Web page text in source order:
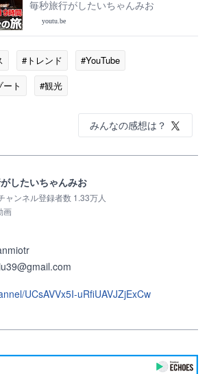
らすべてが最高すぎた【さんふらわあ
かむい】 大洗港から苫小牧港へ！
毎秒旅行がしたいちゃんみお
youtu.be
#トレンド
#YouTube
ト
#観光
みんなの感想は？
したいちゃんみお
ャンネル登録者数 1.33万人
画
UCsAVVx5I-uRfiUAVJZjExCw